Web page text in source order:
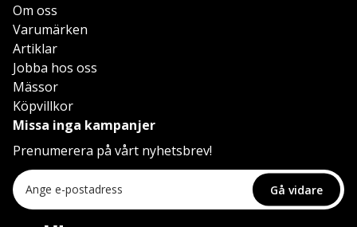
Om oss
Varumärken
Artiklar
Jobba hos oss
Mässor
Köpvillkor
Missa inga kampanjer
Prenumerera på vårt nyhetsbrev!
Gå vidare